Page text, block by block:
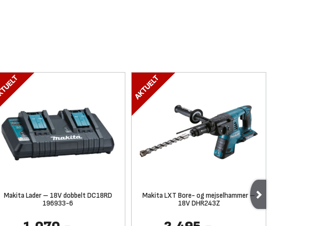
Makita Lader – 18V dobbelt DC18RD
196933-6
Makita LXT Bore- og mejselhammer –
18V DHR243Z